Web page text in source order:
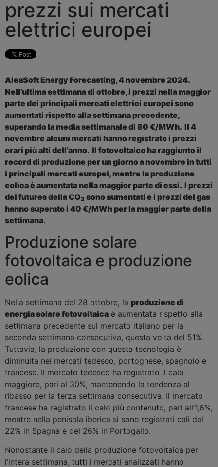
prezzi sui mercati
elettrici europei
AleaSoft Energy Forecasting, 4 novembre 2024.
Nell’ultima settimana di ottobre, i prezzi nella maggior
parte dei principali mercati elettrici europei sono
aumentati rispetto alla settimana precedente,
superando la media settimanale di 80 €/MWh. Il 4
novembre alcuni mercati hanno registrato i prezzi
orari più alti dell’anno. Il fotovoltaico ha raggiunto il
record di produzione per un giorno a novembre in tutti
i principali mercati europei, mentre la produzione
eolica è aumentata nella maggior parte di essi. I prezzi
dei futures della CO2 sono aumentati e i prezzi del gas
hanno superato i 40 €/MWh per la maggior parte della
settimana.
Produzione solare
fotovoltaica e produzione
eolica
Nella settimana del 28 ottobre, la produzione di
energia solare fotovoltaica è aumentata rispetto alla
settimana precedente sul mercato italiano per la
seconda settimana consecutiva, questa volta del 51%.
Tuttavia, la produzione con questa tecnologia è
diminuita nei mercati tedesco, portoghese, spagnolo e
francese. Il mercato tedesco ha registrato il calo
maggiore, pari al 30%, mantenendo la tendenza al
ribasso per la terza settimana consecutiva. Il mercato
francese ha registrato il calo più contenuto, pari all’1,6%,
mentre nella penisola iberica si sono registrati cali del
22% in Spagna e del 26% in Portogallo.
Nonostante il calo della produzione fotovoltaica per
l’intera settimana, tutti i mercati analizzati hanno